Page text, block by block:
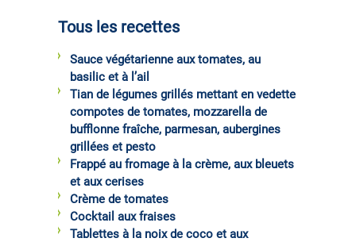
Tous les recettes
Sauce végétarienne aux tomates, au
basilic et à l’ail
Tian de légumes grillés mettant en vedette
compotes de tomates, mozzarella de
bufflonne fraîche, parmesan, aubergines
grillées et pesto
Frappé au fromage à la crème, aux bleuets
et aux cerises
Crème de tomates
Cocktail aux fraises
Tablettes à la noix de coco et aux